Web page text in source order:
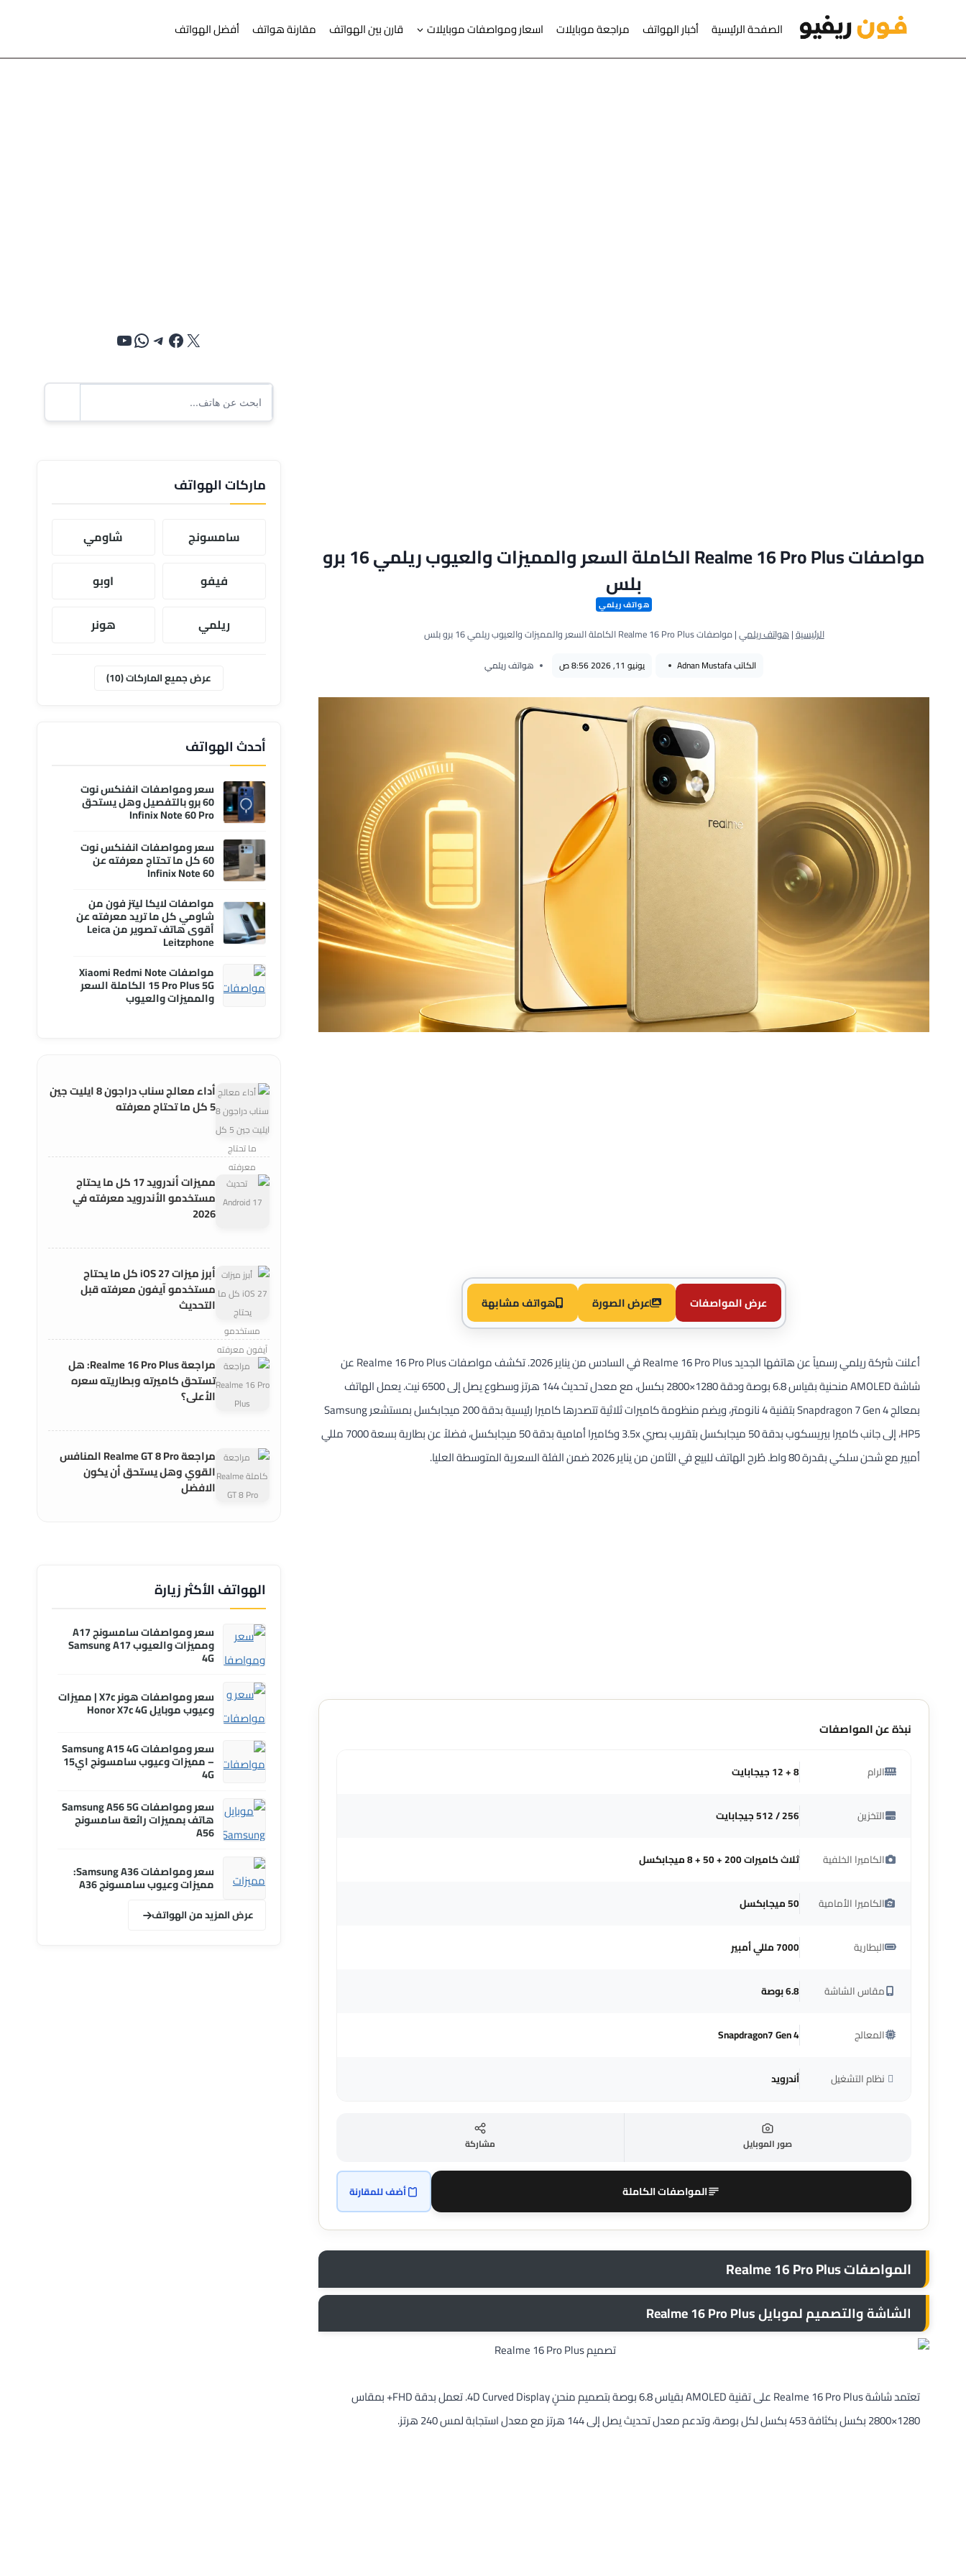
التجاوز إلى المحتوى
الصفحة الرئيسية
أخبار الهواتف مراجعة موبايلات اسعار ومواصفات موبايلات قارن بين الهواتف مقارنة هواتف أفضل الهواتف
مواصفات Realme 16 Pro Plus الكاملة السعر والمميزات والعيوب ريلمي 16 برو
بلس
هواتف ريلمي
الرئيسية|هواتف ريلمي|مواصفات Realme 16 Pro Plus الكاملة السعر والمميزات والعيوب ريلمي 16 برو بلس
الكاتبAdnan Mustafa يونيو 11, 2026 8:56 ص هواتف ريلمي
عرض المواصفات عرض الصورة هواتف مشابهة
أعلنت شركة ريلمي رسمياً عن هاتفها الجديد Realme 16 Pro Plus في السادس من يناير 2026. تكشف مواصفات Realme 16 Pro Plus عن
شاشة AMOLED منحنية بقياس 6.8 بوصة ودقة 1280×2800 بكسل، مع معدل تحديث 144 هرتز وسطوع يصل إلى 6500 نيت. يعمل الهاتف
بمعالج Snapdragon 7 Gen 4 بتقنية 4 نانومتر، ويضم منظومة كاميرات ثلاثية تتصدرها كاميرا رئيسية بدقة 200 ميجابكسل بمستشعر Samsung
HP5، إلى جانب كاميرا بيريسكوب بدقة 50 ميجابكسل بتقريب بصري 3.5x وكاميرا أمامية بدقة 50 ميجابكسل، فضلاً عن بطارية بسعة 7000 مللي
أمبير مع شحن سلكي بقدرة 80 واط. طُرح الهاتف للبيع في الثامن من يناير 2026 ضمن الفئة السعرية المتوسطة العليا.
نبذة عن المواصفات
الرام 8 + 12 جيجابايت
التخزين 256 / 512 جيجابايت
الكاميرا الخلفية ثلاث كاميرات 200 + 50 + 8 ميجابكسل
الكاميرا الأمامية 50 ميجابكسل
البطارية 7000 مللي أمبير
مقاس الشاشة 6.8 بوصة
المعالج Snapdragon7 Gen 4
نظام التشغيل أندرويد
صور الموبايل مشاركة
المواصفات الكاملة أضف للمقارنة
المواصفات Realme 16 Pro Plus
الشاشة والتصميم لموبايل Realme 16 Pro Plus
تعتمد شاشة Realme 16 Pro Plus على تقنية AMOLED بقياس 6.8 بوصة بتصميم منحنٍ 4D Curved Display. تعمل بدقة FHD+ بمقاس
1280×2800 بكسل بكثافة 453 بكسل لكل بوصة، وتدعم معدل تحديث يصل إلى 144 هرتز مع معدل استجابة لمس 240 هرتز.
إكسفيسبوك
تيليجرام
واتساب
يوتيوب
ماركات الهواتف
سامسونج شاومي
فيفو اوبو
ريلمي
هونر
عرض جميع الماركات (10)
أحدث الهواتف
سعر ومواصفات انفنكس نوت
60 برو بالتفصيل وهل يستحق
Infinix Note 60 Pro
سعر ومواصفات انفنكس نوت
60 كل ما تحتاج معرفته عن
Infinix Note 60
مواصفات لايكا ليتز فون من
شاومي كل ما تريد معرفته عن
أقوى هاتف تصوير من Leica
Leitzphone
مواصفات Xiaomi Redmi Note
15 Pro Plus 5G الكاملة السعر
والمميزات والعيوب
أداء معالج سناب دراجون 8 ايليت جين
5 كل ما تحتاج معرفته
مميزات أندرويد 17 كل ما يحتاج
مستخدمو الأندرويد معرفته في
2026
أبرز ميزات iOS 27 كل ما يحتاج
مستخدمو آيفون معرفته قبل
التحديث
مراجعة Realme 16 Pro Plus: هل
تستحق كاميرته وبطاريته سعره
الأعلى؟
مراجعة Realme GT 8 Pro المنافس
القوي وهل يستحق أن يكون
الافضل
الهواتف الأكثر زيارة
سعر ومواصفات سامسونج A17
ومميزات والعيوب Samsung A17
4G
سعر ومواصفات هونر X7c | مميزات
وعيوب موبايل Honor X7c 4G
سعر ومواصفات Samsung A15 4G
– مميزات وعيوب سامسونج اي15
4G
سعر ومواصفات Samsung A56 5G
هاتف بمميزات رائعة سامسونج
A56
سعر ومواصفات Samsung A36:
مميزات وعيوب سامسونج A36
عرض المزيد من الهواتف